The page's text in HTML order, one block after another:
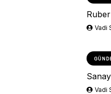
Vadi
Vadi